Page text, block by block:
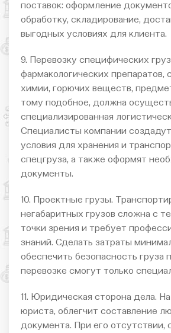
поставок: оформление
обработку, складирование,
выгодных условиях для клиента.
9. Перевозку специфических
фармакологических препаратов,
химии, горючих веществ,
тому подобное, должна
специализированная
Специалисты компании
условия для хранения и
спецгруза, а также оформят
документы.
10. Проектные грузы.
негабаритных грузов сложна с
точки зрения и требует
знаний. Сделать затраты
обеспечить безопасность груза
перевозке смогут только
11. Юридическая сторона дела.
юриста, облегчит составление
документа. При его отсутствии,